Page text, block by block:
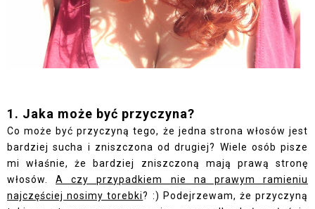
1. Jaka może być przyczyna?
Co może być przyczyną tego, że jedna strona włosów jest
bardziej sucha i zniszczona od drugiej? Wiele osób pisze
mi właśnie, że bardziej zniszczoną mają prawą stronę
włosów.A czy przypadkiem nie na prawym ramieniu
najczęściej nosimy torebki? :) Podejrzewam, że przyczyną